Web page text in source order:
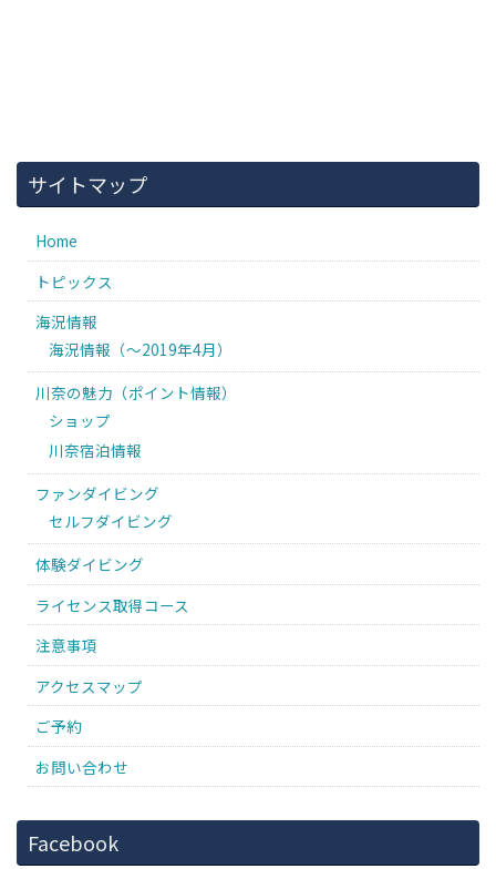
サイトマップ
Home
トピックス
海況情報
海況情報（〜2019年4月）
川奈の魅力（ポイント情報）
ショップ
川奈宿泊情報
ファンダイビング
セルフダイビング
体験ダイビング
ライセンス取得コース
注意事項
アクセスマップ
ご予約
お問い合わせ
Facebook